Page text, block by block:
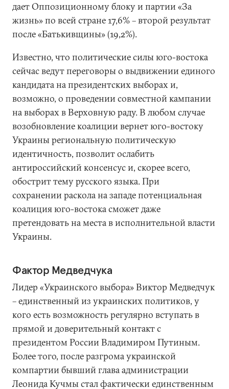
дает Оппозиционному блоку и партии «За
жизнь» по всей стране 17,6% – второй результат
после «Батькивщины» (19,2%).
Известно, что политические силы юго-востока
сейчас ведут переговоры о выдвижении единого
кандидата на президентских выборах и,
возможно, о проведении совместной кампании
на выборах в Верховную раду. В любом случае
возобновление коалиции вернет юго-востоку
Украины региональную политическую
идентичность, позволит ослабить
антироссийский консенсус и, скорее всего,
обострит тему русского языка. При
сохранении раскола на западе потенциальная
коалиция юго-востока сможет даже
претендовать на места в исполнительной власти
Украины.
Фактор Медведчука
Лидер «Украинского выбора» Виктор Медведчук
– единственный из украинских политиков, у
кого есть возможность регулярно вступать в
прямой и доверительный контакт с
президентом России Владимиром Путиным.
Более того, после разгрома украинской
компартии бывший глава администрации
Леонида Кучмы стал фактически единственным